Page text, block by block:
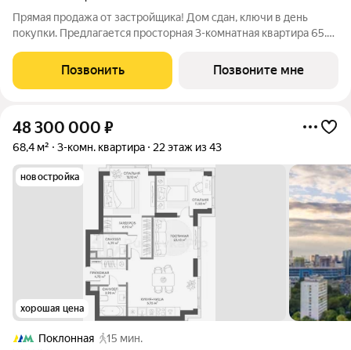
Прямая продажа от застройщика! Дом сдан, ключи в день
покупки. Предлагается просторная 3-комнатная квартира 65.8
небоскребе премиум-класса от Dominanta и MR. ТОП-ВИДЫ
НА 360: Воробьевы горы,
Позвонить Позвоните мне
48 300 000 ₽
68,4 м² 3-комн. квартира 22 этаж из 43
новостройка
хорошая цена
Поклонная
15 мин.